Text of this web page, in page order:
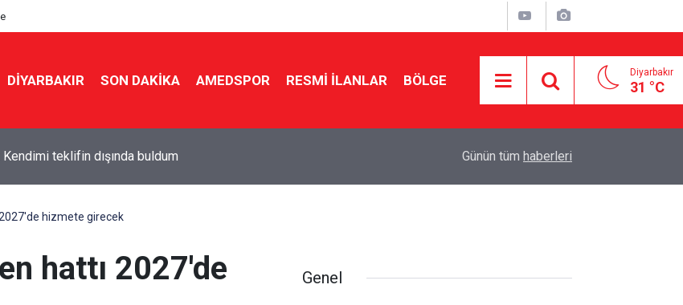
DIYARBAKIR SON DAKIKA AMEDSPOR RESMI İLANLAR BÖLGE Diyarbakır
31 °C
teklifin dışında buldum Adıyaman'da orman yangını
Günün tüm haberleri
hizmete girecek
hattı 2027'de
Genel